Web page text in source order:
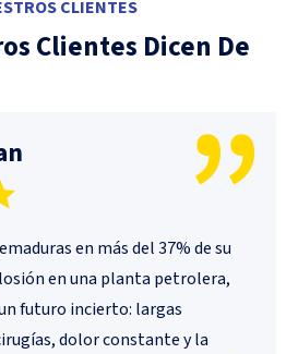
CLIENTES
Clientes Dicen De
en más del 37% de su
en una planta petrolera,
futuro incierto: largas
dolor constante y la